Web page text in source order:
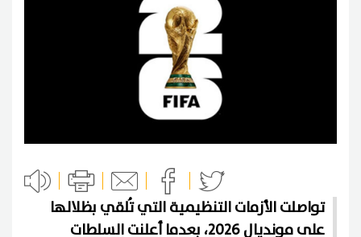
تواصلت الأزمات التنظيمية التي تُلقي بظلالها
على مونديال 2026، بعدما أعلنت السلطات